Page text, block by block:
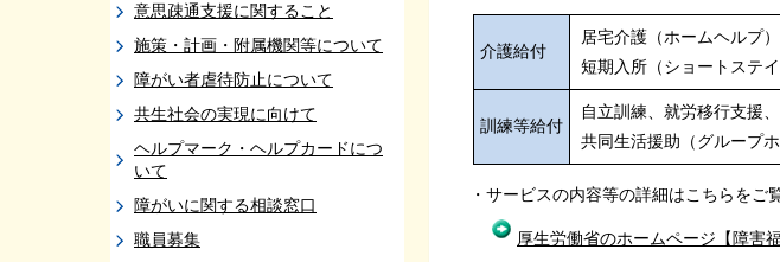
意思疎通支援に関すること
施策・計画・附属機関等について
障がい者虐待防止について
共生社会の実現に向けて
ヘルプマーク・ヘルプカードにつ
いて
障がいに関する相談窓口
職員募集
介護給付
居宅介護（ホームヘルプ
短期入所（ショートステ
訓練等給付
自立訓練、就労移行支援
共同生活援助（グループホ
・サービスの内容等の詳細はこちらをご
厚生労働省のホームページ【障害